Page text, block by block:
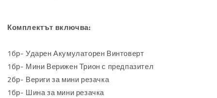
Комплектът включва:
1бр- Ударен Акумулаторен Винтоверт
1бр- Мини Верижен Трион с предпазител
2бр- Вериги за мини резачка
1бр- Шина за мини резачка